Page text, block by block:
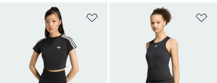
Op verlanglijst zetten